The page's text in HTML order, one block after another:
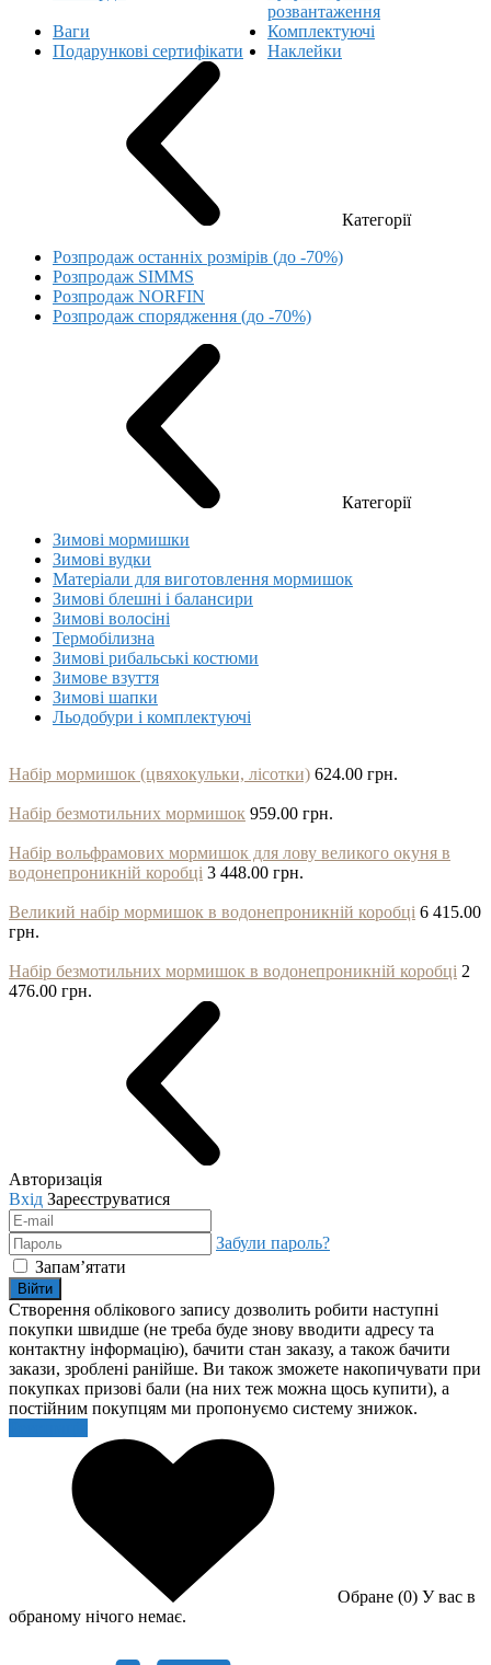
розвантаження
Ваги
Комплектуючі
Подарункові сертифікати
Наклейки
Категорії
Розпродаж останніх розмірів (до -70%)
Розпродаж SIMMS
Розпродаж NORFIN
Розпродаж спорядження (до -70%)
Категорії
Зимові мормишки
Зимові вудки
Матеріали для виготовлення мормишок
Зимові блешні і балансири
Зимові волосіні
Термобілизна
Зимові рибальські костюми
Зимове взуття
Зимові шапки
Льодобури і комплектуючі
Набір мормишок (цвяхокульки, лісотки) 624.00 грн.
Набір безмотильних мормишок 959.00 грн.
Набір вольфрамових мормишок для лову великого окуня в
водонепроникній коробці 3 448.00 грн.
Великий набір мормишок в водонепроникній коробці 6 415.00
грн.
Набір безмотильних мормишок в водонепроникній коробці 2
476.00 грн.
Авторизація
Вхід Зареєструватися
Забули пароль?
Запам’ятати
Війти
Створення облікового запису дозволить робити наступні
покупки швидше (не треба буде знову вводити адресу та
контактну інформацію), бачити стан заказу, а також бачити
закази, зроблені ранійше. Ви також зможете накопичувати при
покупках призові бали (на них теж можна щось купити), а
постійним покупцям ми пропонуємо систему знижок.
Обране (0) У вас в
обраному нічого немає.